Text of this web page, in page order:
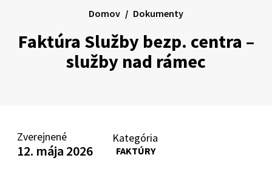
Faktúra Služby bezp. centra –
služby nad rámec
Domov Dokumenty
Zverejnené
12. mája 2026
Kategória
FAKTÚRY